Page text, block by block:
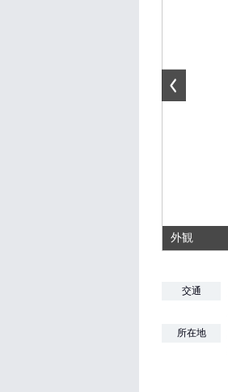
外観
交通
所在地